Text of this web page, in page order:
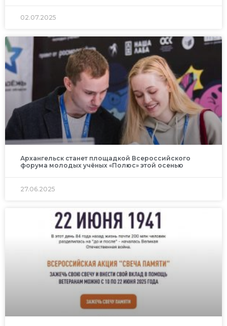
02.07.2025
Архангельск станет площадкой Всероссийского
форума молодых учёных «Полюс» этой осенью
27.06.2025